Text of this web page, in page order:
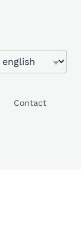
Contact